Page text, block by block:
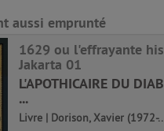
aussi emprunté
1629 ou l'effrayante
Jakarta 01
L'APOTHICAIRE DU
...
Livre | Dorison, Xavier (1972-